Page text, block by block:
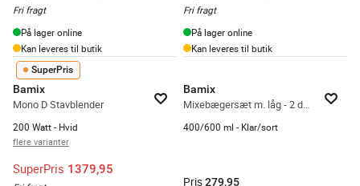
Fri fragt
På lager online
Kan leveres til butik
Fri fragt
På lager online
Kan leveres til butik
SuperPris
Bamix
Mono D Stavblender
200 Watt - Hvid
flere varianter
SuperPris 1379,95
Bamix
Mixebægersæt m. låg - 2 dele
400/600 ml - Klar/sort
Pris279,95